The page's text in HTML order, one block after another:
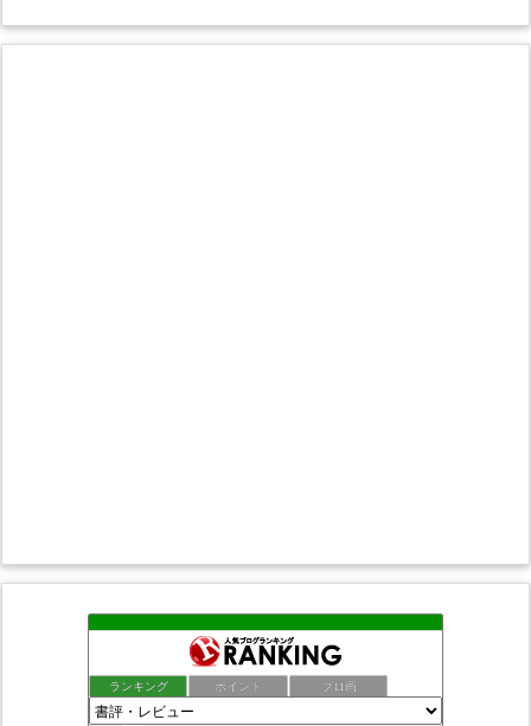
ランキング ポイント ブロ画
ちばらぎの歴史や話題 千葉ロッテと本レビュー
10位 人生に失敗しないために！ - らいあんの独り言
11位 また、本の話をしてる